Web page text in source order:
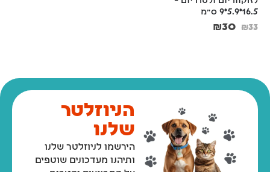
16.5*5.9*9 ס"מ
₪33
₪30
הניוזלטר
שלנו
הירשמו לניוזלטר שלנו
ותיהנו מעדכונים שוטפים